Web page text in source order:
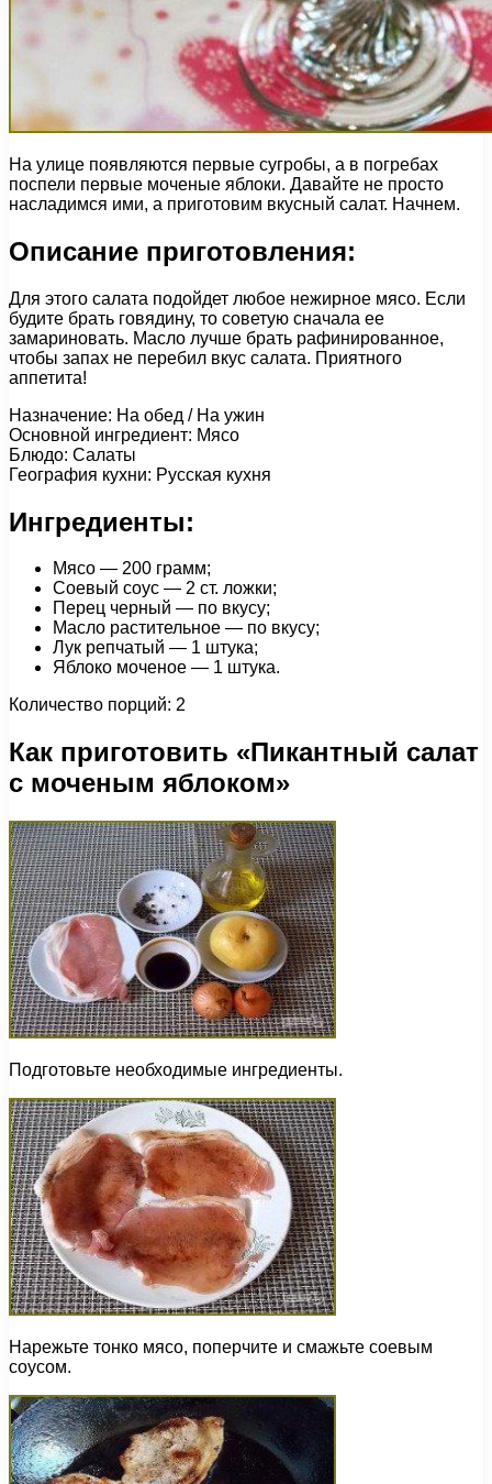
На улице появляются первые сугробы, а в погребах
поспели первые моченые яблоки. Давайте не просто
насладимся ими, а приготовим вкусный салат. Начнем.
Описание приготовления:
Для этого салата подойдет любое нежирное мясо. Если
будите брать говядину, то советую сначала ее
замариновать. Масло лучше брать рафинированное,
чтобы запах не перебил вкус салата. Приятного
аппетита!
Назначение: На обед / На ужин
Основной ингредиент: Мясо
Блюдо: Салаты
География кухни: Русская кухня
Ингредиенты:
Мясо — 200 грамм;
Соевый соус — 2 ст. ложки;
Перец черный — по вкусу;
Масло растительное — по вкусу;
Лук репчатый — 1 штука;
Яблоко моченое — 1 штука.
Количество порций: 2
Как приготовить «Пикантный салат
с моченым яблоком»
Подготовьте необходимые ингредиенты.
Нарежьте тонко мясо, поперчите и смажьте соевым
соусом.